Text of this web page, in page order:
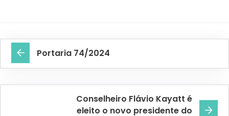
Portaria 74/2024
Conselheiro Flávio Kayatt é
eleito o novo presidente do